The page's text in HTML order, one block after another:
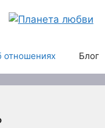
отношениях Блог